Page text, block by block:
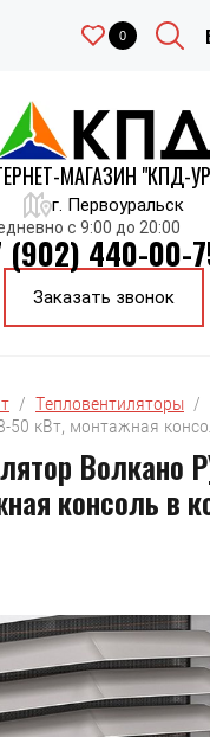
0
МАГАЗИН "КПД-
г. Первоуральск
с 9:00 до 20:00
(902) 440-00-
Заказать звонок
  /
Тепловентиляторы
50 кВт, монтажная
Волкано
консоль в